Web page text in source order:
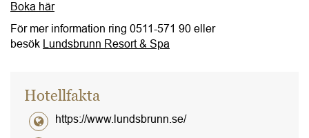
Boka här
För mer information ring 0511-571 90 eller
besök
Lundsbrunn Resort & Spa
Hotellfakta
https://www.lundsbrunn.se/